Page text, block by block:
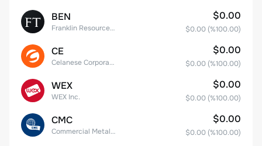
BEN
Franklin Resources, Inc.
$0.00
$0.00 (%100.00)
CE
Celanese Corporation Common Stock
$0.00
$0.00 (%100.00)
WEX
WEX Inc.
$0.00
$0.00 (%100.00)
CMC
Commercial Metals Company
$0.00
$0.00 (%100.00)